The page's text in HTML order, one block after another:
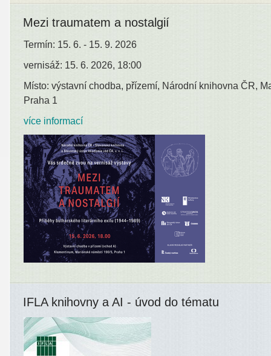
Mezi traumatem a nostalgií
Termín: 15. 6. - 15. 9. 2026
vernisáž: 15. 6. 2026, 18:00
Místo: výstavní chodba, přízemí, Národní knihovna ČR,
Praha 1
více informací
IFLA knihovny a AI - úvod do tématu